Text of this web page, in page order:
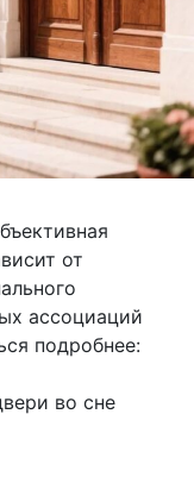
от
ассоциаций
подробнее:
во сне